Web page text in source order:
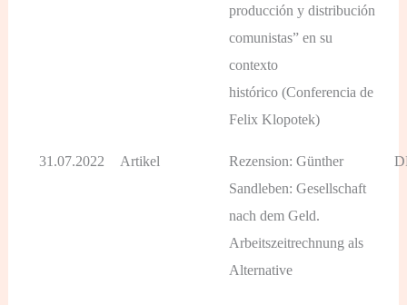
producción y distribución
comunistas” en su
contexto
histórico (Conferencia de
Felix Klopotek)
31.07.2022 Artikel
Rezension: Günther
Sandleben: Gesellschaft
nach dem Geld.
Arbeitszeitrechnung als
Alternative